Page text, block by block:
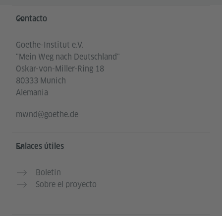
Service- und Informationsbereich
Contacto
Goethe-Institut e.V.
"Mein Weg nach Deutschland"
Oskar-von-Miller-Ring 18
80333 Munich
Alemania
mwnd@goethe.de
Enlaces útiles
Boletín
Sobre el proyecto